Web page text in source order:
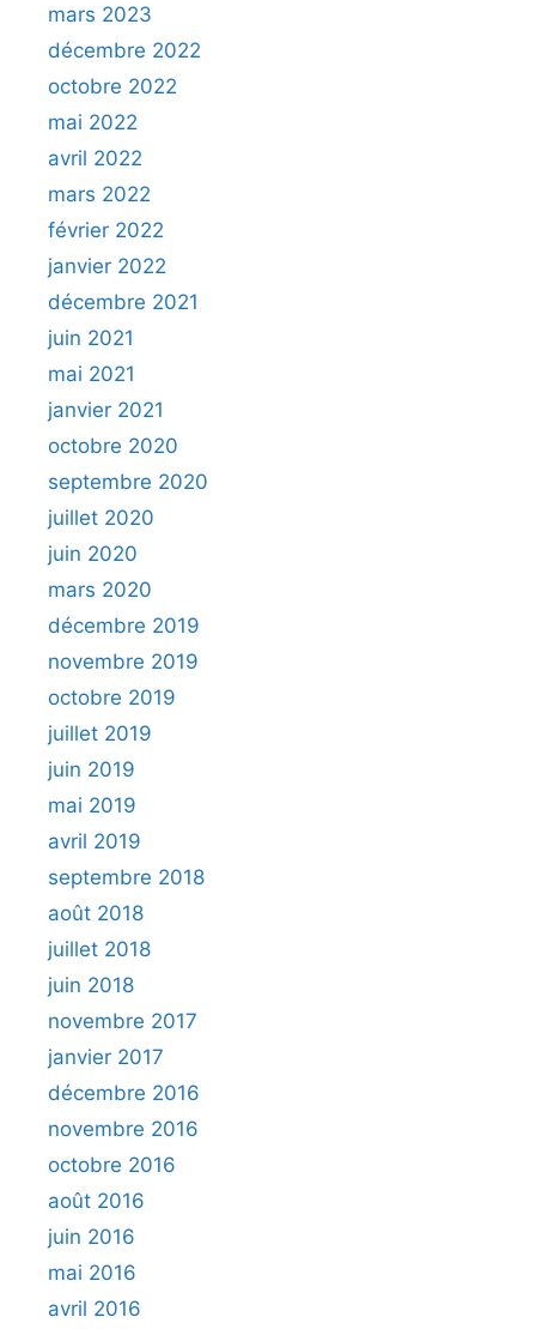
mars 2023
décembre 2022
octobre 2022
mai 2022
avril 2022
mars 2022
février 2022
janvier 2022
décembre 2021
juin 2021
mai 2021
janvier 2021
octobre 2020
septembre 2020
juillet 2020
juin 2020
mars 2020
décembre 2019
novembre 2019
octobre 2019
juillet 2019
juin 2019
mai 2019
avril 2019
septembre 2018
août 2018
juillet 2018
juin 2018
novembre 2017
janvier 2017
décembre 2016
novembre 2016
octobre 2016
août 2016
juin 2016
mai 2016
avril 2016